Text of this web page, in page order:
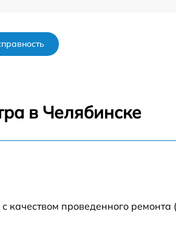
в Челябинске
качеством проведенного